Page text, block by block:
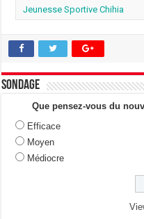
Jeunesse Sportive Chihia
Sondage
Que pensez-vous du
Efficace
Moyen
Médiocre